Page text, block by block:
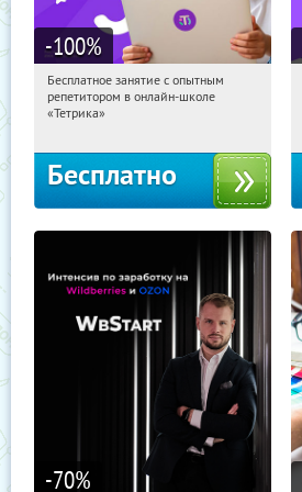
-100%
11:51:36 Получили:
Москва, Россия
Бесплатное занятие с опытным
репетитором в онлайн-школе
«Тетрика»
Бесплатно
-70%